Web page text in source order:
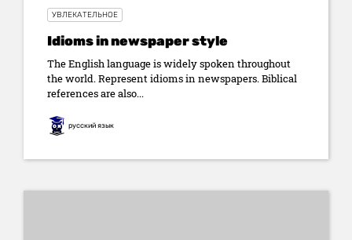
УВЛЕКАТЕЛЬНОЕ
Idioms in newspaper style
The English language is widely spoken throughout
the world. Represent idioms in newspapers. Biblical
references are also...
русский язык